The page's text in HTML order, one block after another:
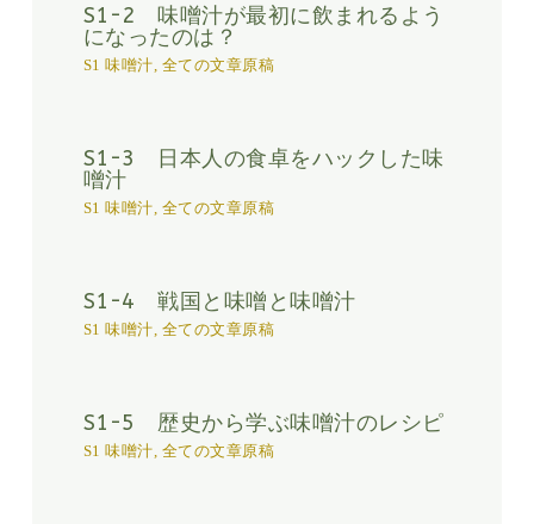
S1-2 味噌汁が最初に飲まれるよう
になったのは？
S1 味噌汁, 全ての文章原稿
S1-3 日本人の食卓をハックした味
噌汁
S1 味噌汁, 全ての文章原稿
S1-4 戦国と味噌と味噌汁
S1 味噌汁, 全ての文章原稿
S1-5 歴史から学ぶ味噌汁のレシピ
S1 味噌汁, 全ての文章原稿